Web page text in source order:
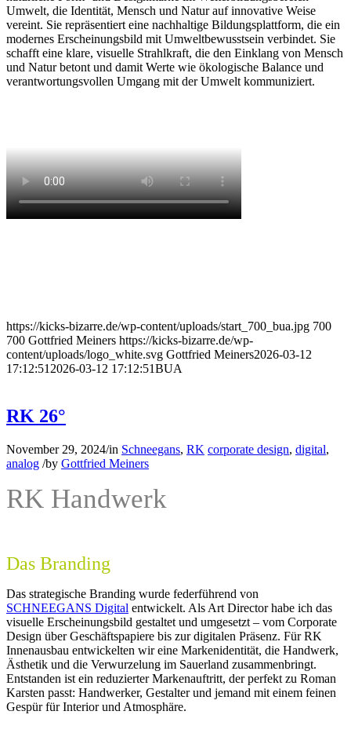
Umwelt, die Identität, Mensch und Natur auf innovative Weise
vereint. Sie repräsentiert eine nachhaltige Bildungsplattform, die ein
modernes Erscheinungsbild mit Umweltbewusstsein verbindet. Sie
schafft eine klare, visuelle Strahlkraft, die den Einklang von Mensch
und Natur betont und damit Werte wie ökologische Balance und
verantwortungsvollen Umgang mit der Umwelt kommuniziert.
https://kicks-bizarre.de/wp-content/uploads/start_700_bua.jpg 700
700 Gottfried Meiners https://kicks-bizarre.de/wp-
content/uploads/logo_white.svg Gottfried Meiners2026-03-12
17:12:51 2026-03-12 17:12:51BUA
RK 26°
November 29, 2024/in Schneegans, RK corporate design, digital,
analog /by Gottfried Meiners
RK Handwerk
Das Branding
Das strategische Branding wurde federführend von
SCHNEEGANS Digital entwickelt. Als Art Directorhabe ich das
visuelle Erscheinungsbild gestaltet und umgesetzt – vom Corporate
Design über Geschäftspapiere bis zur digitalen Präsenz. FürRK
Innenausbau entwickelten wir eine Markenidentität, die Handwerk,
Ästhetik und die Verwurzelung im Sauerland zusammenbringt.
Entstanden ist ein reduzierter Markenauftritt, der perfekt zu Roman
Karsten passt: Handwerker, Gestalter und jemand mit einem feinen
Gespür für Interior und Atmosphäre.